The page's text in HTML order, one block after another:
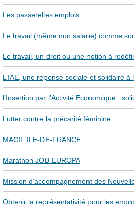
Les passerelles emplois
Le travail (même non salarié) comme
Le travail, un droit ou une notion à
L’IAE, une réponse sociale et solidaire
l’Insertion par l’Activité Economique :
Lutter contre la précarité féminine
MACIF ILE-DE-FRANCE
Marathon JOB-EUROPA
Mission d’accompagnement des
Obtenir la représentativité pour les